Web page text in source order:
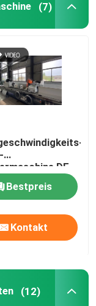
(7)
DF-
Bestpreis
Kontakt
(12)